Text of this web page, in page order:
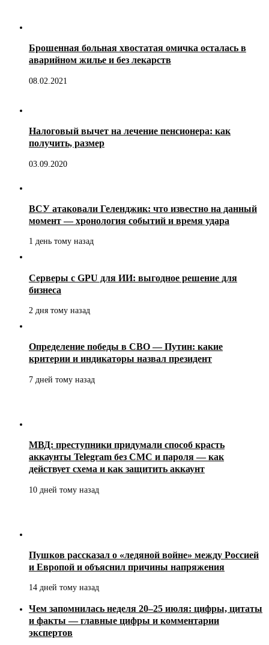
Брошенная больная хвостатая омичка осталась в
аварийном жилье и без лекарств
08.02.2021
Налоговый вычет на лечение пенсионера: как
получить, размер
03.09.2020
ВСУ атаковали Геленджик: что известно на данный
момент — хронология событий и время удара
1 день тому назад
Серверы с GPU для ИИ: выгодное решение для
бизнеса
2 дня тому назад
Определение победы в СВО — Путин: какие
критерии и индикаторы назвал президент
7 дней тому назад
МВД: преступники придумали способ красть
аккаунты Telegram без СМС и пароля — как
действует схема и как защитить аккаунт
10 дней тому назад
Пушков рассказал о «ледяной войне» между Россией
и Европой и объяснил причины напряжения
14 дней тому назад
Чем запомнилась неделя 20–25 июля: цифры, цитаты
и факты — главные цифры и комментарии
экспертов